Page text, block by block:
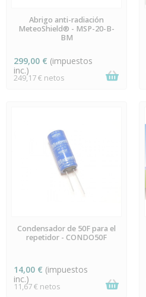
EN STOCK
Abrigo anti-radiación
MeteoShield® - MSP-20-B-
BM
299,00 € (impuestos
inc.)
249,17 € netos
EN STOCK
Condensador de 50F para el
repetidor - CONDO50F
14,00 € (impuestos
inc.)
11,67 € netos